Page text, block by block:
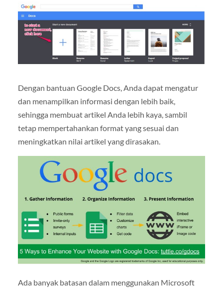
Dengan bantuan Google Docs, Anda dapat mengatur
dan menampilkan informasi dengan lebih baik,
sehingga membuat artikel Anda lebih kaya, sambil
tetap mempertahankan format yang sesuai dan
meningkatkan nilai artikel yang dirasakan.
Ada banyak batasan dalam menggunakan Microsoft